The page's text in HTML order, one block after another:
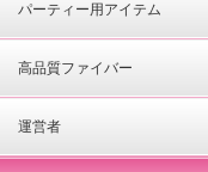
パーティー用アイテム
高品質ファイバー
運営者